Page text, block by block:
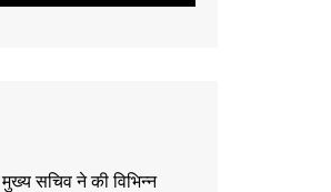
मुख्य सचिव ने की विभिन्न